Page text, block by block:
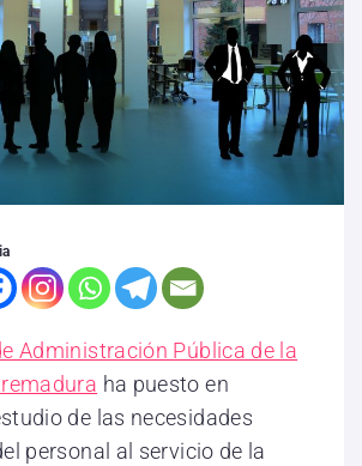
Administración Pública de la
ha puesto en
de las necesidades
personal al servicio de la